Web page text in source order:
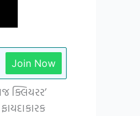
Join Now
ક્લિયરર’